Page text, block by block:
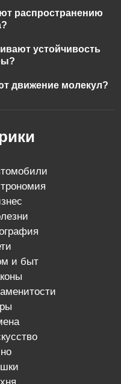
распространению
устойчивость
движение молекул?
и быт